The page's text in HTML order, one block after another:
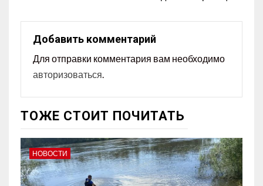
Добавить комментарий
Для отправки комментария вам необходимо
авторизоваться.
ТОЖЕ СТОИТ ПОЧИТАТЬ
НОВОСТИ